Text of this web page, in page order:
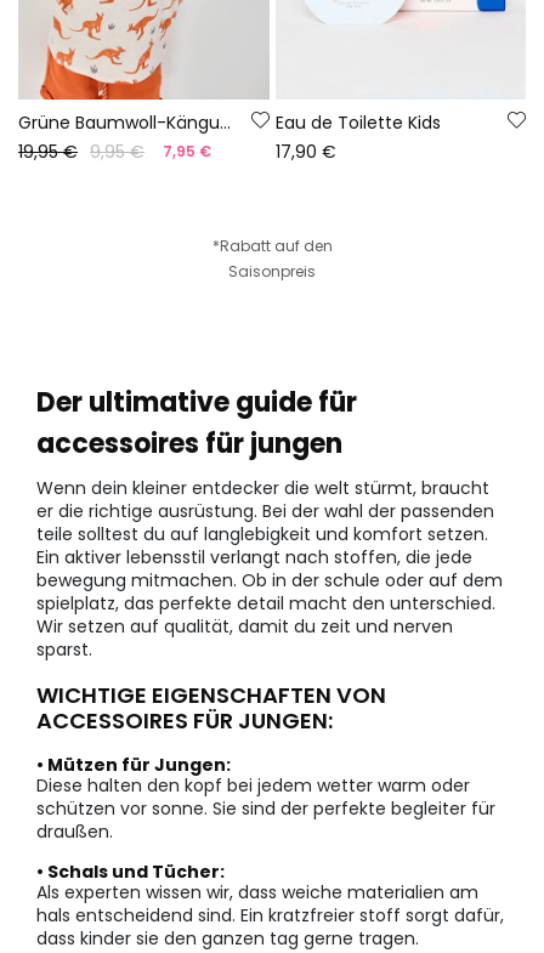
Grüne Baumwoll-Känguru-Basecap
19,95 € 9,95 € 7,95 €
Eau de Toilette Kids
17,90 €
*Rabatt auf den
Saisonpreis
Der ultimative guide für
accessoires für jungen
Wenn dein kleiner entdecker die welt stürmt, braucht
er die richtige ausrüstung. Bei der wahl der passenden
teile solltest du auf langlebigkeit und komfort setzen.
Ein aktiver lebensstil verlangt nach stoffen, die jede
bewegung mitmachen. Ob in der schule oder auf dem
spielplatz, das perfekte detail macht den unterschied.
Wir setzen auf qualität, damit du zeit und nerven
sparst.
WICHTIGE EIGENSCHAFTEN VON
ACCESSOIRES FÜR JUNGEN:
• Mützen für Jungen:
Diese halten den kopf bei jedem wetter warm oder
schützen vor sonne. Sie sind der perfekte begleiter für
draußen.
• Schals und Tücher:
Als experten wissen wir, dass weiche materialien am
hals entscheidend sind. Ein kratzfreier stoff sorgt dafür,
dass kinder sie den ganzen tag gerne tragen.